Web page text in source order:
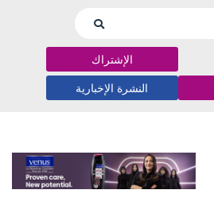
الإشتراك
النشرة الإخبارية